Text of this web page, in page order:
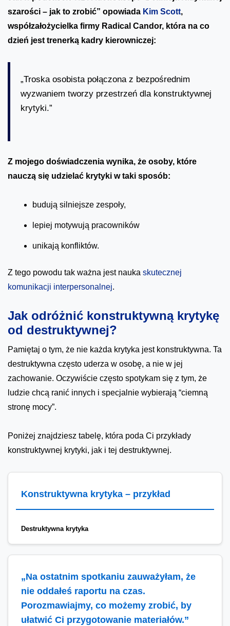
szarości – jak to zrobić” opowiada Kim Scott,
współzałożycielka firmy Radical Candor, która na co
dzień jest trenerką kadry kierowniczej:
„Troska osobista połączona z bezpośrednim
wyzwaniem tworzy przestrzeń dla konstruktywnej
krytyki.”
Z mojego doświadczenia wynika, że osoby, które
nauczą się udzielać krytyki w taki sposób:
budują silniejsze zespoły,
lepiej motywują pracowników
unikają konfliktów.
Z tego powodu tak ważna jest nauka skutecznej
komunikacji interpersonalnej.
Jak odróżnić konstruktywną krytykę
od destruktywnej?
Pamiętaj o tym, że nie każda krytyka jest konstruktywna. Ta
destruktywna często uderza w osobę, a nie w jej
zachowanie. Oczywiście często spotykam się z tym, że
ludzie chcą ranić innych i specjalnie wybierają “ciemną
stronę mocy”.
Poniżej znajdziesz tabelę, która poda Ci przykłady
konstruktywnej krytyki, jak i tej destruktywnej.
Konstruktywna krytyka – przykład
Destruktywna krytyka
„Na ostatnim spotkaniu zauważyłam, że
nie oddałeś raportu na czas.
Porozmawiajmy, co możemy zrobić, by
ułatwić Ci przygotowanie materiałów.”